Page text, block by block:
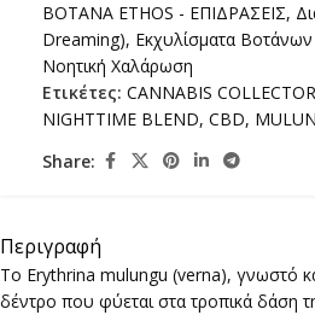
ΒΟΤΑΝΑ ETHOS - ΕΠΙΔΡΑΣΕΙΣ,
Dreaming), Εκχυλίσματα
Νοητική Χαλάρωση
Ετικέτες: CANNABIS
NIGHTTIME BLEND, CBD,
Share:
Περιγραφή
Το Erythrina mulungu (verna), γνωστό
δέντρο που φύεται στα τροπικά δάση